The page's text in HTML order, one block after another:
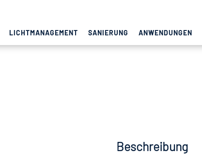
LICHTMANAGEMENT SANIERUNG ANWENDUNGEN
Beschreibung